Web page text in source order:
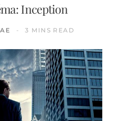
Inception
3 MINS READ